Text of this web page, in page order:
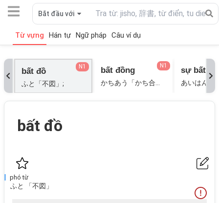
Bắt đầu với
Từ vựng Hán tự Ngữ pháp Câu ví dụ
bất đồ
ふと「不図」;
N1 bất đồng N1 sự bất
bất đồ
phó từ
ふと 「不図」